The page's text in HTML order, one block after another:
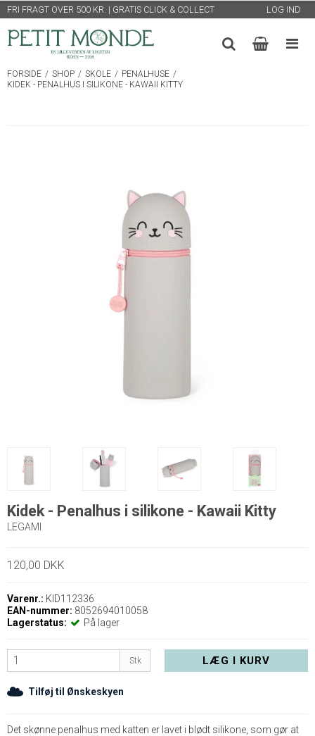
FRI FRAGT OVER 500 KR. | GRATIS CLICK & COLLECT LOG IND
FORSIDE / SHOP / SKOLE / PENALHUSE /
KIDEK - PENALHUS I SILIKONE - KAWAII KITTY
Kidek - Penalhus i silikone - Kawaii Kitty
LEGAMI
120,00 DKK
Varenr.: KID112336
EAN-nummer: 8052694010058
Lagerstatus:
På lager
Stk LÆG I KURV
Tilføj til Ønskeskyen
Det skønne penalhus med katten er lavet i blødt silikone, som gør at